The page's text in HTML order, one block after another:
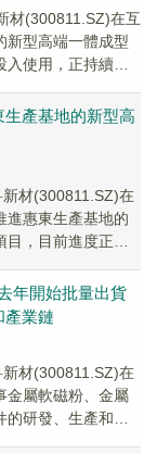
材(300811.SZ)在互
新型高端一體成型
使用，正持續安
產基地的新型高
新材(300811.SZ)在
進惠東生產基地的
目，目前進度正
年開始批量出貨
產業鏈
新材(300811.SZ)在
金屬軟磁粉、金屬
研發、生產和銷